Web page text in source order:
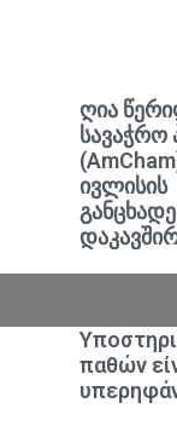
ღია
სავაჭრო
ივლისის
παθών